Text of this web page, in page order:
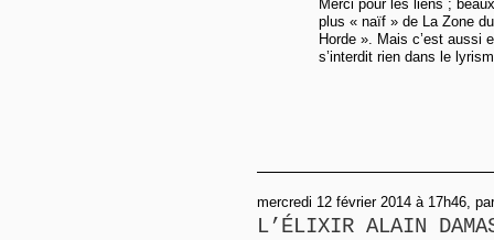
Merci pour les liens ;
plus « naïf » de La Zone
Horde ». Mais c’est aussi
s’interdit rien dans le
mercredi 12 février 2014 à 17h46,
L’ÉLIXIR ALAIN